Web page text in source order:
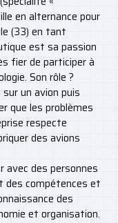
en alternance pour
(33) en tant
est sa passion
fier de participer à
Son rôle ?
un avion puis
que les problèmes
respecte
des avions
avec des personnes
des compétences et
des
et organisation.